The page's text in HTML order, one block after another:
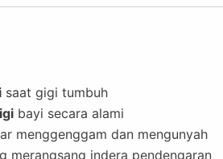
saat gigi tumbuh
bayi secara alami
menggenggam dan mengunyah
merangsang indera pendengaran